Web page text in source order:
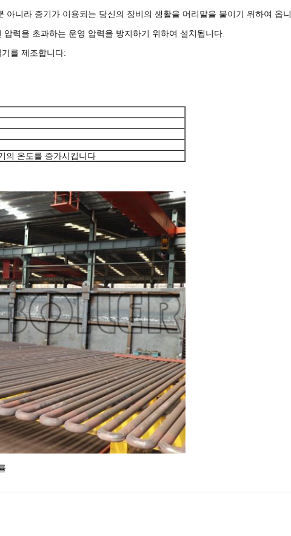
아니라 증기가 이용되는 당신의 장비의 생활을 머리말을 붙이기 위하여 옵
력을 초과하는 운영 압력을 방지하기 위하여 설치됩니다.
를 제조합니다:
의 온도를 증가시킵니다